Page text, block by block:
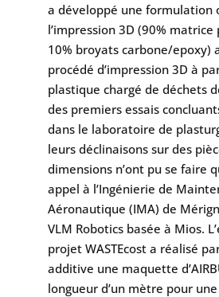
a développé une formulation
l’impression 3D (90%
10% broyats carbone/epoxy)
procédé d’impression 3D à
plastique chargé de déchets
des premiers essais
dans le laboratoire de
leurs déclinaisons sur des
dimensions n’ont pu se faire
appel à l’Ingénierie de
Aéronautique (IMA) de
VLM Robotics basée à Mios.
projet WASTEcost a réalisé
additive une maquette
longueur d’un mètre pour